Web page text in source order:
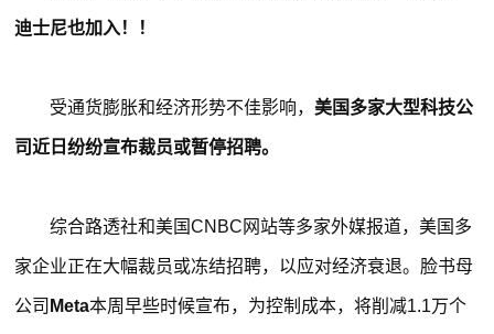
迪士尼也加入！！
受通货膨胀和经济形势不佳影响，美国多家大型科技公
司近日纷纷宣布裁员或暂停招聘。
综合路透社和美国CNBC网站等多家外媒报道，美国多
家企业正在大幅裁员或冻结招聘，以应对经济衰退。脸书母
公司 Meta本周早些时候宣布，为控制成本，将削减1.1万个